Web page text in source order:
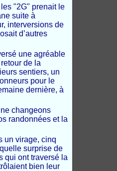
"2G" prenait le
suite à
interversions de
d’autres
une agréable
de la
sentiers, un
pour le
dernière, à
changeons
randonnées et la
un virage, cinq
surprise de
qui ont traversé la
bien leur